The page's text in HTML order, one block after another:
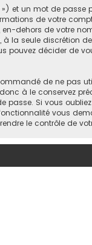
et un mot de passe
de votre
dehors de votre
la seule discrétion
pouvez décider de
de ne pas
à le conservez
passe. Si vous
vous
le contrôle de